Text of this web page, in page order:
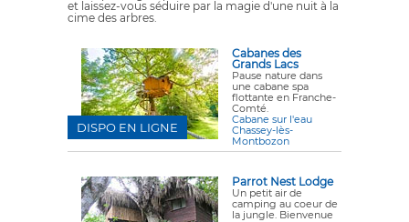
et laissez-vous séduire par la magie d'une nuit à la
cime des arbres.
Cabanes des
Grands Lacs
Pause nature dans
une cabane spa
flottante en Franche-
Comté.
Cabane sur l'eau
Chassey-lès-
Montbozon
DISPO EN LIGNE
Parrot Nest Lodge
Un petit air de
camping au coeur de
la jungle. Bienvenue